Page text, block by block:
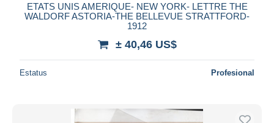
ETATS UNIS AMERIQUE- NEW YORK- LETTRE THE
WALDORF ASTORIA-THE BELLEVUE STRATTFORD-
1912
± 40,46 US$
Estatus Profesional